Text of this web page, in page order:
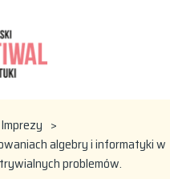
Imprezy >
algebry i informatyki w
problemów.